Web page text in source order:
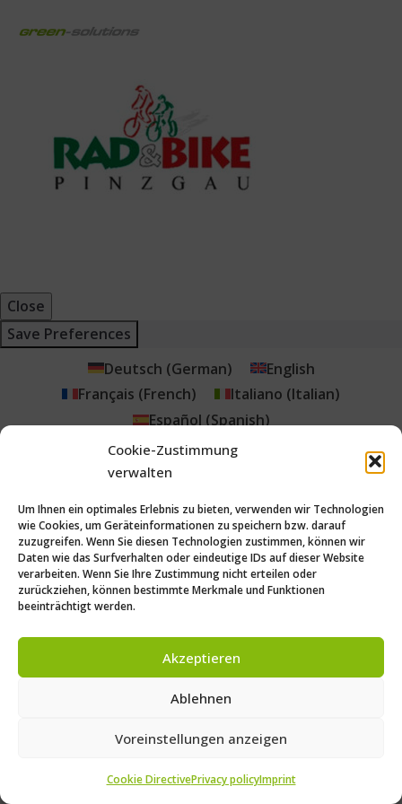
Cookie-Zustimmung
verwalten
Um Ihnen ein optimales Erlebnis zu bieten, verwenden wir Technologien
wie Cookies, um Geräteinformationen zu speichern bzw. darauf
zuzugreifen. Wenn Sie diesen Technologien zustimmen, können wir
Daten wie das Surfverhalten oder eindeutige IDs auf dieser Website
verarbeiten. Wenn Sie Ihre Zustimmung nicht erteilen oder
zurückziehen, können bestimmte Merkmale und Funktionen
beeinträchtigt werden.
Akzeptieren
Ablehnen
Voreinstellungen anzeigen
Cookie DirectivePrivacy policyImprint
Close
Save Preferences
Deutsch (German)
English
Français (French) Italiano (Italian)
Español (Spanish)
Português(Portuguese (Brazil)
Čeština